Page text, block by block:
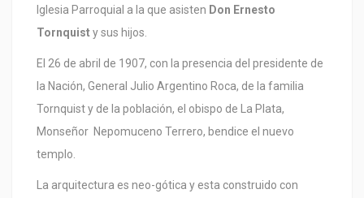
Iglesia Parroquial a la que asisten Don Ernesto
Tornquisty sus hijos.
El 26 de abril de 1907, con la presencia del presidente de
la Nación, General Julio Argentino Roca, de la familia
Tornquist y de la población, el obispo de La Plata,
Monseñor Nepomuceno Terrero, bendice el nuevo
templo.
La arquitectura es neo-gótica y esta construido con